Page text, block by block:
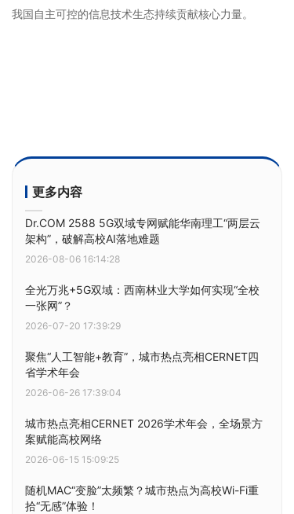
我国自主可控的信息技术生态持续贡献核心力量。
更多内容
Dr.COM 2588 5G双域专网赋能华南理工“两层云
架构”，破解高校AI落地难题
2026-08-06 16:14:28
全光万兆+5G双域：西南林业大学如何实现“全校
一张网”？
2026-07-20 17:39:29
聚焦“人工智能+教育”，城市热点亮相CERNET四
省学术年会
2026-06-26 17:39:04
城市热点亮相CERNET 2026学术年会，全场景方
案赋能高校网络
2026-06-15 15:09:25
随机MAC“变脸”太频繁？城市热点为高校Wi-Fi重
拾“无感”体验！